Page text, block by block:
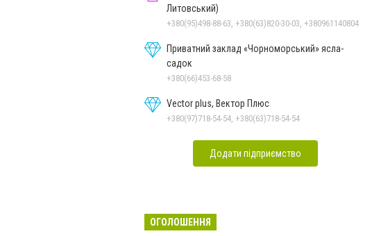
Литовський)
+380(95)498-88-63, +380(63)820-30-03, +380961140804
Приватний заклад «Чорноморський» ясла-
садок
+380(66)453-68-58
Vector plus, Вектор Плюс
+380(97)718-54-54, +380(63)718-54-54
Додати підприємство
ОГОЛОШЕННЯ